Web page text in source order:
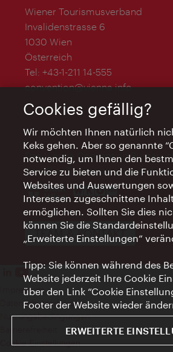
Wiener Tourismusverband
Invalidenstrasse 6
1030 Wien
Österreich
Tel: +43-1-211 14-555
convention@vienna.info
Das Vienna Convention Bureau
des WienTourismus und wird
TEAM & KONTAKT
Impressum
Datenschutzerklärung
Nutzungsbedingungen
Cookie Einstellungen
Cookies gefällig?
Wir möchten Ihnen natürlich
Keks gehen. Aber so genannte
notwendig, um Ihnen den
Service zu bieten und die
Websites und Auswertungen
Interessen zugeschnittene
ermöglichen. Sollten Sie dies
können Sie die
„Erweiterte Einstellungen“
Tipp: Sie können während des
Website jederzeit Ihre Cookie
über den Link “Cookie
Footer der Website wieder
ERWEITERTE